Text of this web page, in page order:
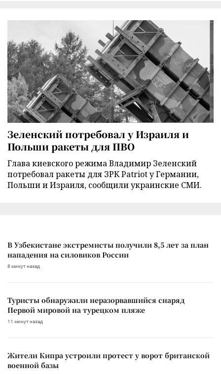
Зеленский потребовал у Израиля и
Польши ракеты для ПВО
Глава киевского режима Владимир Зеленский
потребовал ракеты для ЗРК Patriot у Германии,
Польши и Израиля, сообщили украинские СМИ.
В Узбекистане экстремисты получили 8,5 лет за план
нападения на силовиков России
8 минут назад
Туристы обнаружили неразорвавшийся снаряд
Первой мировой на турецком пляже
11 минут назад
Жители Кипра устроили протест у ворот британской
военной базы